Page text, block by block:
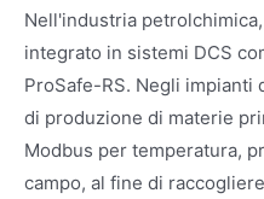
Nell'industria
integrato in sistemi DCS
ProSafe-RS. Negli
di produzione di materie
Modbus per temperatura,
campo, al fine di